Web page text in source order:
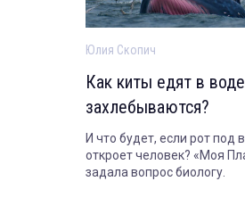
Юлия Скопич
Как киты едят в
захлебываются?
И что будет, если рот под
откроет человек? «Моя
задала вопрос биологу.